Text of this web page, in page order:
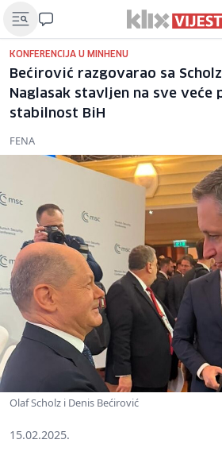
KONFERENCIJA U MINHENU
Bećirović razgovarao sa
Naglasak stavljen na sve veće
stabilnost BiH
FENA
Olaf Scholz i Denis Bećirović
15.02.2025.